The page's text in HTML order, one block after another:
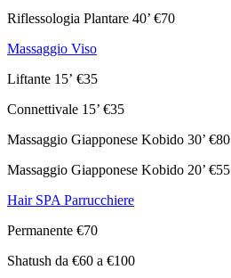
Riflessologia Plantare 40’ €70
Massaggio Viso
Liftante 15’ €35
Connettivale 15’ €35
Massaggio Giapponese Kobido 30’ €80
Massaggio Giapponese Kobido 20’ €55
Hair SPA Parrucchiere
Permanente €70
Shatush da €60 a €100